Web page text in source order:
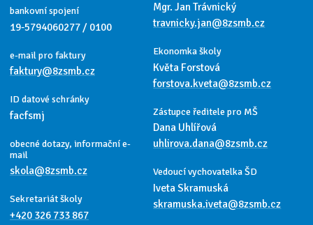
bankovní spojení
19-5794060277 / 0100
e-mail pro faktury
faktury@8zsmb.cz
ID datové schránky
facfsmj
obecné dotazy, informační e-
mail
skola@8zsmb.cz
Sekretariát školy
+420 326 733 867
Mgr. Jan Trávnický
travnicky.jan@8zsmb.cz
Ekonomka školy
Květa Forstová
forstova.kveta@8zsmb.cz
Zástupce ředitele pro MŠ
Dana Uhlířová
uhlirova.dana@8zsmb.cz
Vedoucí vychovatelka ŠD
Iveta Skramuská
skramuska.iveta@8zsmb.cz